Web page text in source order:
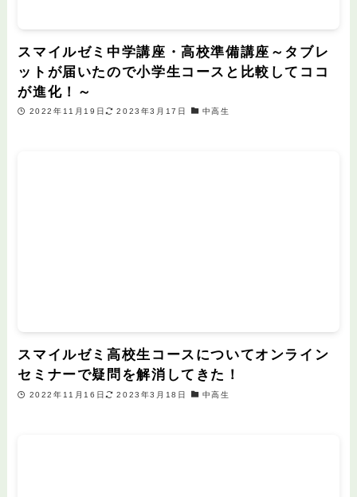
スマイルゼミ中学講座・高校準備講座～タブレ
ットが届いたので小学生コースと比較してココ
が進化！～
2022年11月19日 2023年3月17日 中高生
スマイルゼミ高校生コースについてオンライン
セミナーで疑問を解消してきた！
2022年11月16日 2023年3月18日 中高生